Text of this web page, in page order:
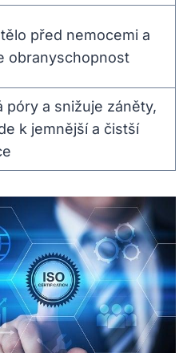
před nemocemi a
obranyschopnost
póry a snižuje záněty,
k jemnější a čistší